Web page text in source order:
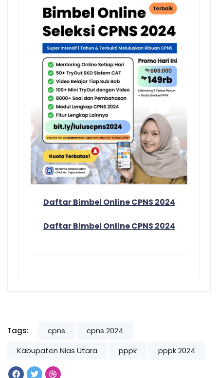
Daftar Bimbel Online CPNS 2024
Daftar Bimbel Online CPNS 2024
Tags: cpns
cpns 2024
Kabupaten Nias Utara
pppk pppk 2024